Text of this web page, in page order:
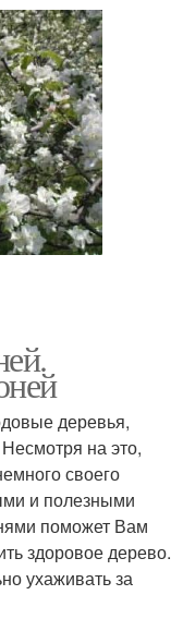
деревья,
на это,
своего
и полезными
поможет Вам
здоровое дерево.
ухаживать за